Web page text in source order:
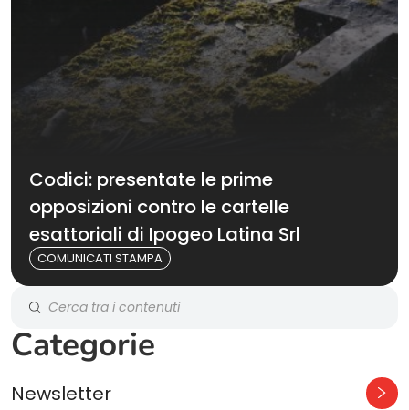
Codici: presentate le prime
opposizioni contro le cartelle
esattoriali di Ipogeo Latina Srl
COMUNICATI STAMPA
Categorie
Newsletter